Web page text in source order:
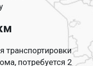
транспортировки
потребуется 2